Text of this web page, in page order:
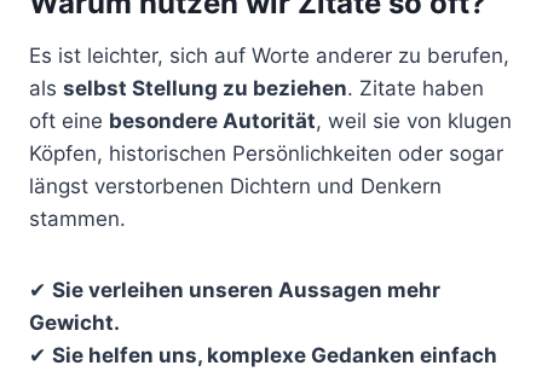
Es ist leichter, sich auf Worte anderer zu berufen,
als selbst Stellung zu beziehen. Zitate haben
oft eine besondere Autorität, weil sie von klugen
Köpfen, historischen Persönlichkeiten oder sogar
längst verstorbenen Dichtern und Denkern
stammen.
✔ Sie verleihen unseren Aussagen mehr
Gewicht.
✔ Sie helfen uns, komplexe Gedanken einfach